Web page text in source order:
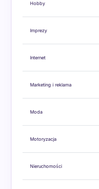
Hobby
Imprezy
Internet
Marketing i reklama
Moda
Motoryzacja
Nieruchomości